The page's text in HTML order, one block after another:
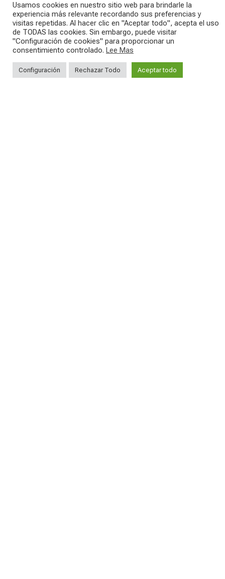
ENCUENTRA EL
DISTRIBUIDOR DE
TORPADO
Usamos cookies en nuestro sitio web para brindarle la
experiencia más relevante recordando sus preferencias y
visitas repetidas. Al hacer clic en "Aceptar todo", acepta el uso
de TODAS las cookies. Sin embargo, puede visitar
"Configuración de cookies" para proporcionar un
consentimiento controlado. Lee Mas
Configuración Rechazar Todo Aceptar todo